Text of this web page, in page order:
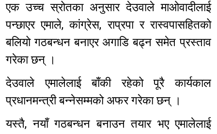
एक उच्च स्रोतका अनुसार देउवाले माओवादीलाई
पन्छाएर एमाले, कांग्रेस, राप्रपा र रास्वपासहितको
बलियो गठबन्धन बनाएर अगाडि बढ्न समेत प्रस्ताव
गरेका छन् ।
देउवाले एमालेलाई बाँकी रहेको पूरै कार्यकाल
प्रधानमन्त्री बन्नेसम्मको अफर गरेका छन् ।
यस्तै, नयाँ गठबन्धन बनाउन तयार भए एमालेलाई